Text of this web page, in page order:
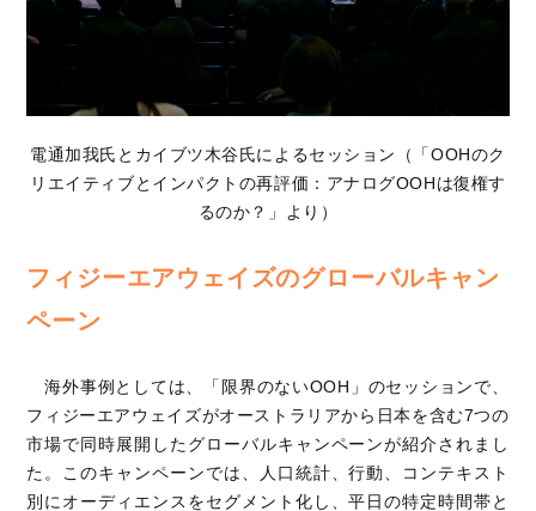
電通加我氏とカイブツ木谷氏によるセッション（「OOHのク
リエイティブとインパクトの再評価：アナログOOHは復権す
るのか？」より）
フィジーエアウェイズのグローバルキャン
ペーン
海外事例としては、「限界のないOOH」のセッションで、
フィジーエアウェイズがオーストラリアから日本を含む7つの
市場で同時展開したグローバルキャンペーンが紹介されまし
た。このキャンペーンでは、人口統計、行動、コンテキスト
別にオーディエンスをセグメント化し、平日の特定時間帯と